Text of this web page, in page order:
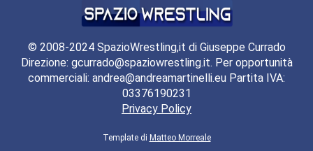
© 2008-2024 SpazioWrestling,it di Giuseppe Currado
Direzione: gcurrado@spaziowrestling.it. Per opportunità
commerciali: andrea@andreamartinelli.eu Partita IVA:
03376190231
Privacy Policy
Template di Matteo Morreale